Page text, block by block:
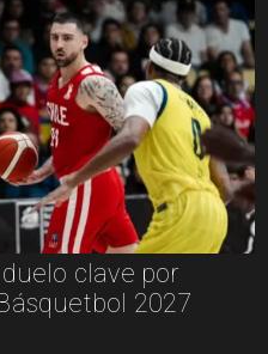
clave por
2027